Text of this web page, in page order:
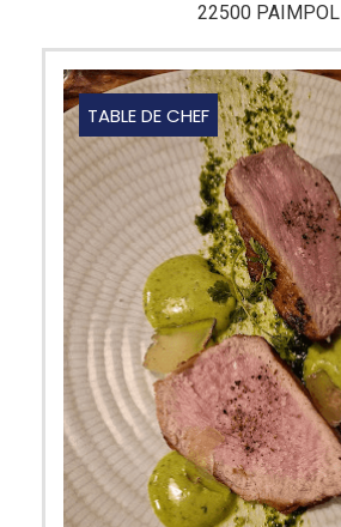
TABLE DE CHEF
22500 PAIMPOL